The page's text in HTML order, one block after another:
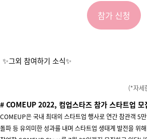
참가 신청
✨그외 참여하기 소식✨
(*자세
# COMEUP 2022, 컴업스타즈 참가 스타트업 모
COMEUP은 국내 최대의 스타트업 행사로 연간 참관객 5
돌파 등 유의미한 성과를 내며 스타트업 생태계 발전을 위